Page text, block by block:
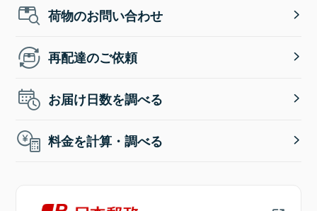
荷物のお問い合わせ
再配達のご依頼
お届け日数を調べる
料金を計算・調べる